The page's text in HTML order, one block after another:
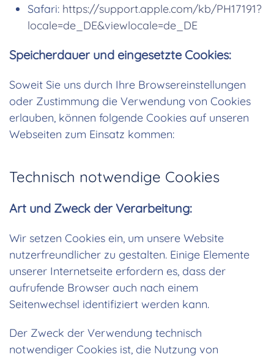
Safari: https://support.apple.com/kb/PH17191?
locale=de_DE&viewlocale=de_DE
Speicherdauer und eingesetzte Cookies:
Soweit Sie uns durch Ihre Browsereinstellungen
oder Zustimmung die Verwendung von Cookies
erlauben, können folgende Cookies auf unseren
Webseiten zum Einsatz kommen:
Technisch notwendige Cookies
Art und Zweck der Verarbeitung:
Wir setzen Cookies ein, um unsere Website
nutzerfreundlicher zu gestalten. Einige Elemente
unserer Internetseite erfordern es, dass der
aufrufende Browser auch nach einem
Seitenwechsel identifiziert werden kann.
Der Zweck der Verwendung technisch
notwendiger Cookies ist, die Nutzung von